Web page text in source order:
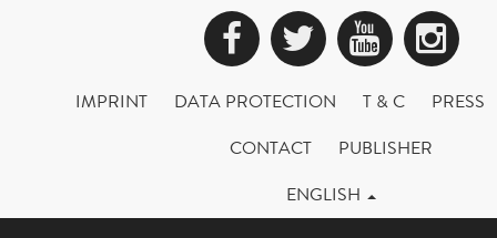
Facebook
Twitter
IMPRINT DATA PROTECTION T & C
PRESS
CONTACT
PUBLISHER
ENGLISH